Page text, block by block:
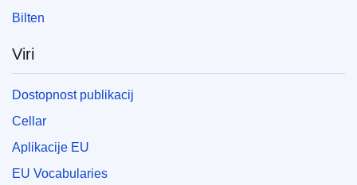
Bilten
Viri
Dostopnost publikacij
Cellar
Aplikacije EU
EU Vocabularies